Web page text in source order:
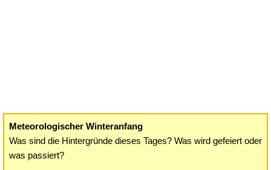
Meteorologischer Winteranfang
Was sind die Hintergründe dieses Tages? Was wird gefeiert oder
was passiert?